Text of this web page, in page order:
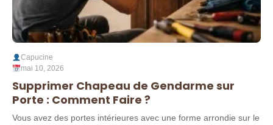
Capucine
mai 10, 2026
Supprimer Chapeau de Gendarme sur
Porte : Comment Faire ?
Vous avez des portes intérieures avec une forme arrondie sur le